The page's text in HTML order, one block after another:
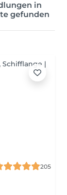
in
gefunden
205